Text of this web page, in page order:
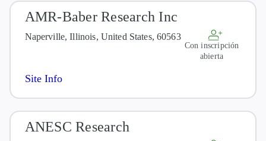
AMR-Baber Research Inc
Naperville, Illinois, United States, 60563
Con inscripción
abierta
Site Info
ANESC Research